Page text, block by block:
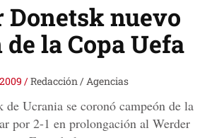
Donetsk nuevo
la Copa Uefa
/Redacción / Agencias
de Ucrania se coronó campeón de la
por 2-1 en prolongación al Werder